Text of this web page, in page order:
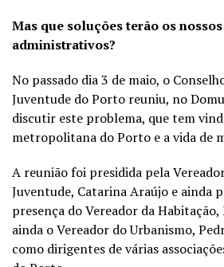
Mas que soluções terão os
administrativos?
No passado dia 3 de maio, o
Juventude do Porto reuniu, no
discutir este problema, que tem
metropolitana do Porto e a vida de
A reunião foi presidida pela
Juventude, Catarina Araújo e ainda
presença do Vereador da
ainda o Vereador do Urbanismo,
como dirigentes de várias